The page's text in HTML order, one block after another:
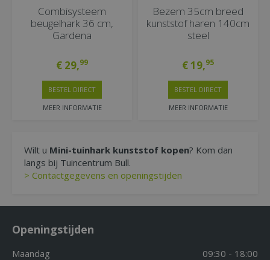
Combisysteem
beugelhark 36 cm,
Gardena
€ 29,99
MEER INFORMATIE
BESTEL DIRECT
Bezem 35cm breed
kunststof haren 140cm
steel
€19,95
MEER INFORMATIE
BESTEL DIRECT
Wilt u Mini-tuinhark kunststof kopen? Kom dan
langs bij Tuincentrum Bull.
> Contactgegevens en openingstijden
Openingstijden
Maandag
09:30 - 18:00